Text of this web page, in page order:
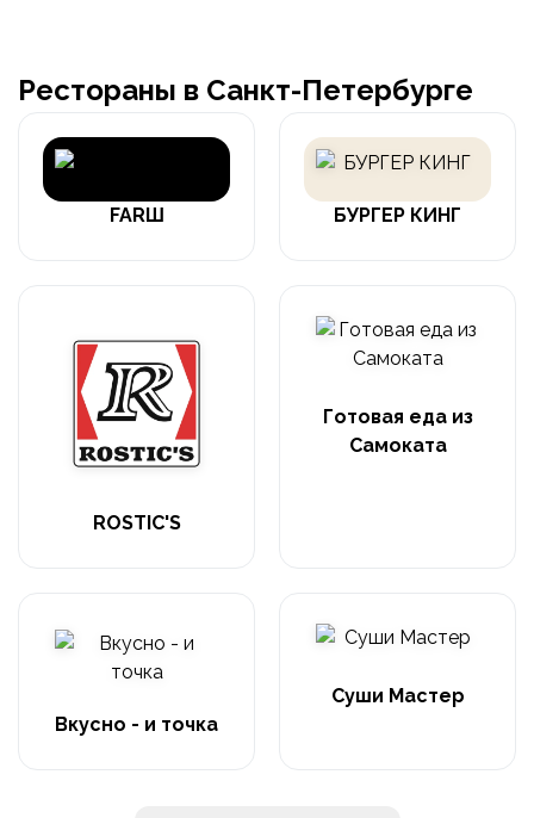
Рестораны в Санкт-Петербурге
FARШ БУРГЕР КИНГ
ROSTIC'S
Готовая еда из
Самоката
Вкусно - и точка
Суши Мастер